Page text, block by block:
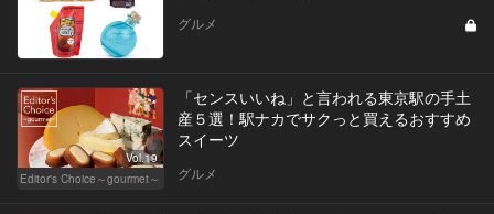
グルメ
Vol.19
Editor's Choice～gourmet～
「センスいいね」と言われる東京駅の手土
産５選！駅ナカでサクっと買えるおすすめ
スイーツ
グルメ